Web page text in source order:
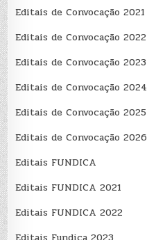
Editais de Convocação 2021
Editais de Convocação 2022
Editais de Convocação 2023
Editais de Convocação 2024
Editais de Convocação 2025
Editais de Convocação 2026
Editais FUNDICA
Editais FUNDICA 2021
Editais FUNDICA 2022